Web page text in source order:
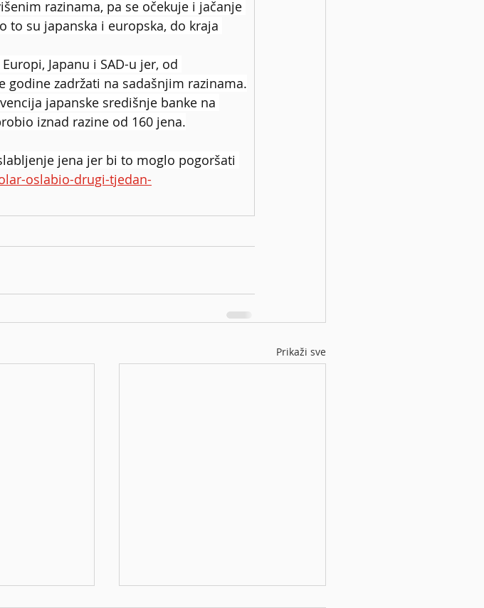
razinama, pa se očekuje i jačanje
to su japanska i europska, do kraja
Japanu i SAD-u jer, od
godine zadržati na sadašnjim razinama.
japanske središnje banke na
iznad razine od 160 jena.
jena jer bi to moglo pogoršati
oslabio-drugi-tjedan-
Prikaži sve